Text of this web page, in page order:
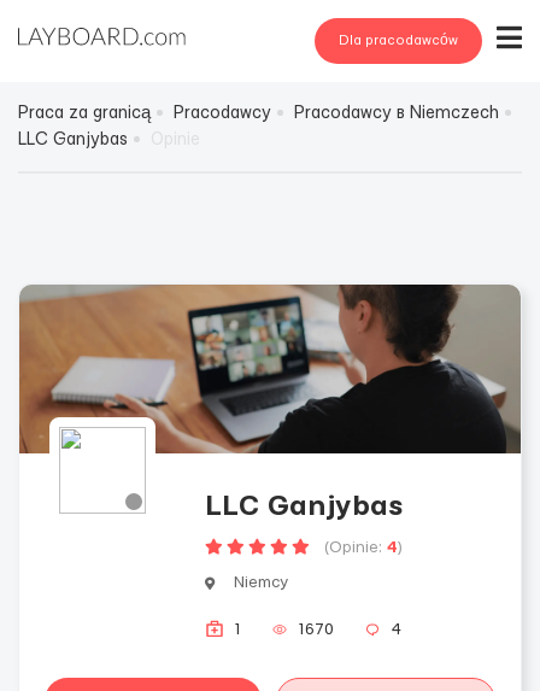
Dla pracodawców
Praca za granicą Pracodawcy
Pracodawcy в Niemczech
LLC Ganjybas
LLC Ganjybas
(Opinie: 4)
Niemcy
1 1670 4